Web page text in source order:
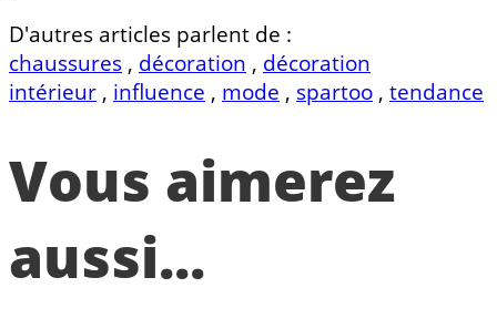
D'autres articles parlent de :
chaussures , décoration , décoration
intérieur , influence , mode , spartoo , tendance
Vous aimerez
aussi...